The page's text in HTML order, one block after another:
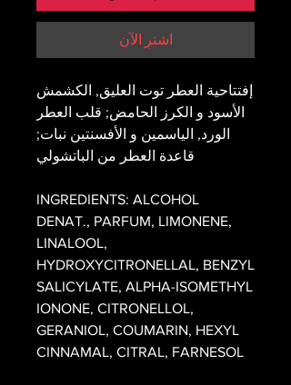
اشترِ الآن
إفتتاحية العطر توت العليق, الكشمش
الأسود و الكرز الحامض; قلب العطر
الورد, الياسمين و الأفسنتين نبات;
قاعدة العطر من الباتشولي
INGREDIENTS: ALCOHOL
DENAT., PARFUM, LIMONENE,
LINALOOL,
HYDROXYCITRONELLAL, BENZYL
SALICYLATE, ALPHA-ISOMETHYL
IONONE, CITRONELLOL,
GERANIOL, COUMARIN, HEXYL
CINNAMAL, CITRAL, FARNESOL